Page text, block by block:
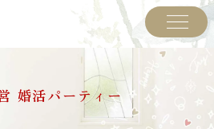
婚活パーティー